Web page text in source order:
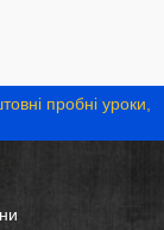
пробні уроки,